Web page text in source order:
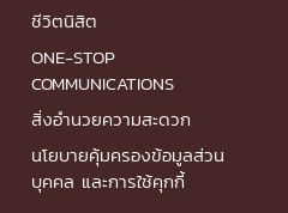
ชีวิตนิสิต
ONE-STOP
COMMUNICATIONS
สิ่งอำนวยความสะดวก
นโยบายคุ้มครองข้อมูลส่วน
บุคคล และการใช้คุกกี้